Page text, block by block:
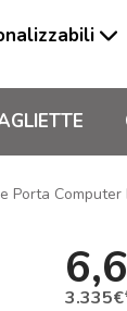
Porta Computer